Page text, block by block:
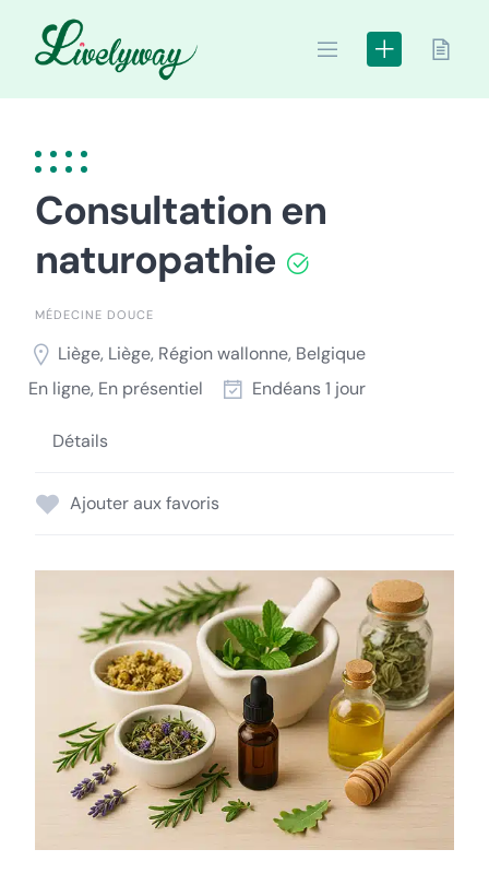
content
Consultation en
naturopathie
MÉDECINE DOUCE
Liège, Liège, Région wallonne, Belgique
En ligne, En présentiel
Endéans 1 jour
Détails
Ajouter aux favoris